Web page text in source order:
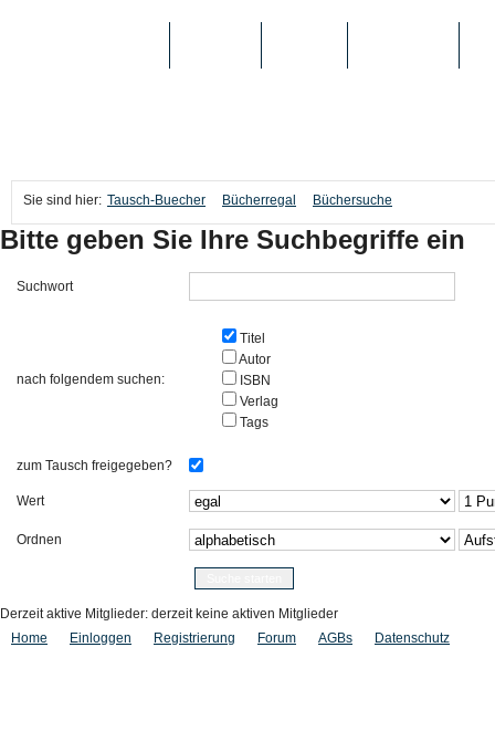
Sie sind hier: Tausch-Buecher Bücherregal Büchersuche
Bitte geben Sie Ihre Suchbegriffe ein
Suchwort
nach folgendem suchen:
Titel
Autor
ISBN
Verlag
Tags
zum Tausch freigegeben?
Wert
Ordnen
Derzeit aktive Mitglieder: derzeit keine aktiven Mitglieder
Home
Einloggen Registrierung Forum AGBs Datenschutz